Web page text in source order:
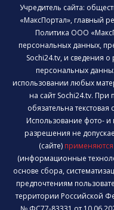
Учредитель сайта:
«МаксПортал», главный
Политика ООО
персональных данных,
Sochi24.tv, и сведения
персональных
использовании любых
на сайт Sochi24.tv. При
обязательна текстовая
Использование фото-
разрешения не
(сайте)
(информационные
основе сбора,
предпочтениям
территории Российской